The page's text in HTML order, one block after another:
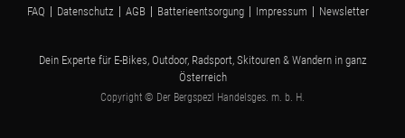
FAQ Datenschutz AGB Batterieentsorgung Impressum Newsletter
Dein Experte für E-Bikes, Outdoor, Radsport, Skitouren & Wandern in ganz
Österreich
Copyright © Der Bergspezl Handelsges. m. b. H.